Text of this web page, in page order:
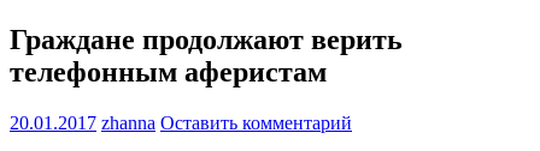
Граждане продолжают верить
телефонным аферистам
20.01.2017 zhanna Оставить комментарий